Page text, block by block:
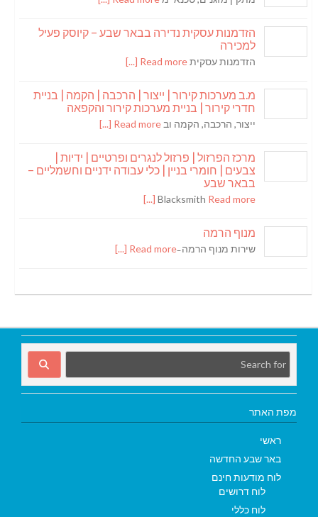
הזדמנות עסקית נדירה בבאר שבע – קיוסק פעיל
למכירה
הזדמנות עסקיתRead more [...]
מ.ב מערכות קירור | ייצור | הרכבה | הקמה | בניית
חדרי קירור | בניית מערכות קירור והקפאה
ייצור, הרכבה, הקמה וב Read more [...]
מרכז הפרזול | פרזול לנגרים ופרטיים | ידיות |
צבעים | חומרי בניין | כלי עבודה ידניים וחשמליים –
בבאר שבע
Blacksmith Read more [...]
מנוף הרמה
שירות מנוף הרמה ̵Read more [...]
מפת האתר
ראשי
באר שבע החדשה
לוח מודעות חינם
לוח דרושים
לוח כללי